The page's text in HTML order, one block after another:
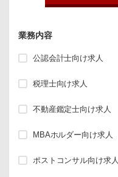
業務内容
公認会計士向け求人
税理士向け求人
不動産鑑定士向け求人
MBAホルダー向け求人
ポストコンサル向け求人